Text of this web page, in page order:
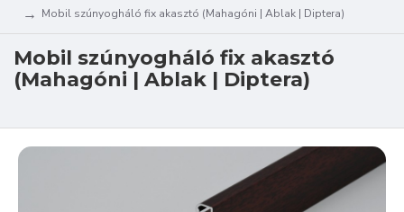
Mobil szúnyogháló fix akasztó (Mahagóni | Ablak | Diptera)
Mobil szúnyogháló fix akasztó
(Mahagóni | Ablak | Diptera)